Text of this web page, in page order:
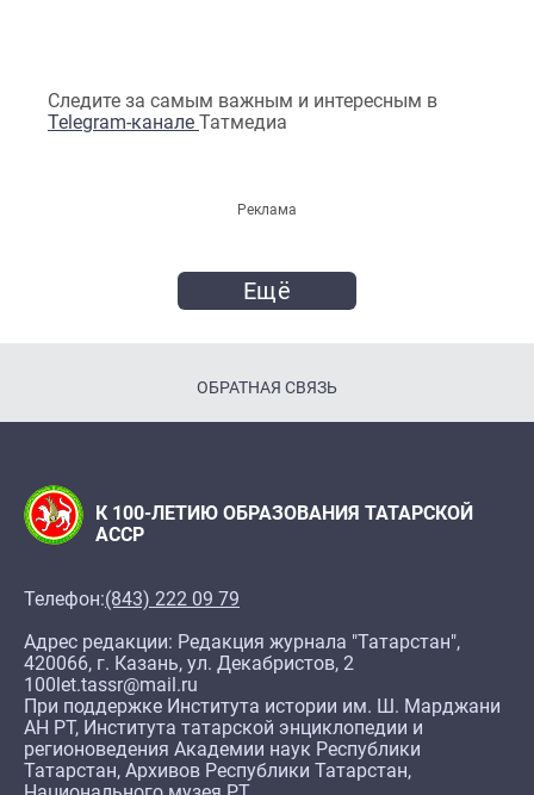
Следите за самым важным и интересным в
Telegram-канале Татмедиа
Реклама
Ещё
ОБРАТНАЯ СВЯЗЬ
К 100-ЛЕТИЮ ОБРАЗОВАНИЯ ТАТАРСКОЙ
АССР
Телефон:(843) 222 09 79
Адрес редакции: Редакция журнала "Татарстан",
420066, г. Казань, ул. Декабристов, 2
100let.tassr@mail.ru
При поддержке Института истории им. Ш. Марджани
АН РТ, Института татарской энциклопедии и
регионоведения Академии наук Республики
Татарстан, Архивов Республики Татарстан,